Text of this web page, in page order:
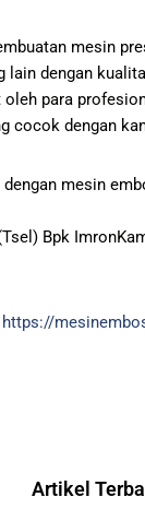
mesin
lain dengan
para
cocok dengan
mesin
Bpk
https://
Artikel